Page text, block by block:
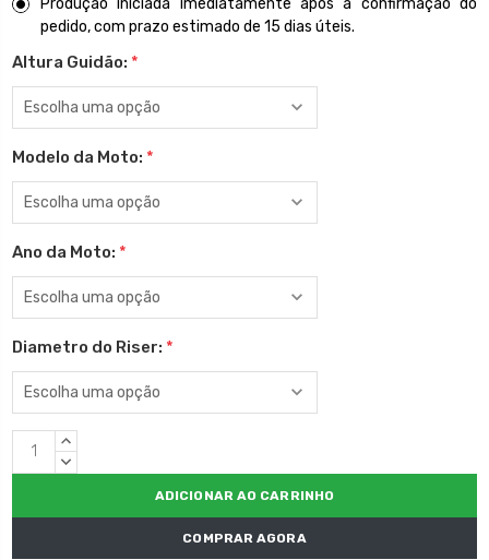
Produção iniciada imediatamente após a confirmação do
pedido, com prazo estimado de 15 dias úteis.
Altura Guidão: *
Modelo da Moto: *
Ano da Moto: *
Diametro do Riser: *
EstoqueQUANTIDADE
CRESCENTE:
QUANTIDADE
COMPRAR AGORA